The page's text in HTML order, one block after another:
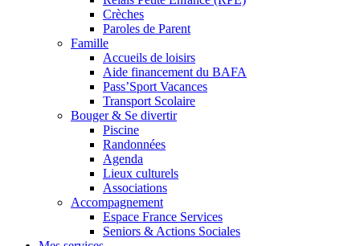
Crèches
Paroles de Parent
Famille
Accueils de loisirs
Aide financement du BAFA
Pass’Sport Vacances
Transport Scolaire
Bouger & Se divertir
Piscine
Randonnées
Agenda
Lieux culturels
Associations
Accompagnement
Espace France Services
Seniors & Actions Sociales